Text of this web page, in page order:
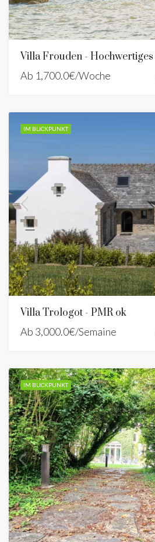
Ab 1,700.0€/Woche
IM BLICKPUNKT
Villa Trologot - PMR ok
Ab 3,000.0€/Semaine
IM BLICKPUNKT